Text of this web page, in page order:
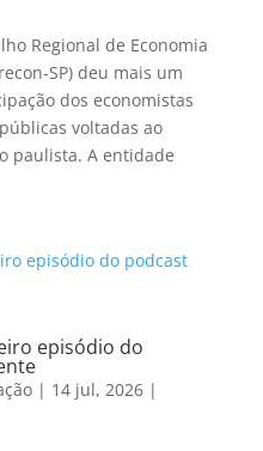
Regional de Economia
SP) deu mais um
dos economistas
voltadas ao
paulista. A entidade
episódio do
| 14 jul, 2026|